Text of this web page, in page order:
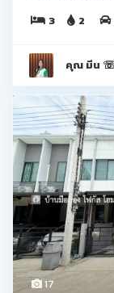
3
2
คุณ มีน ☏
17